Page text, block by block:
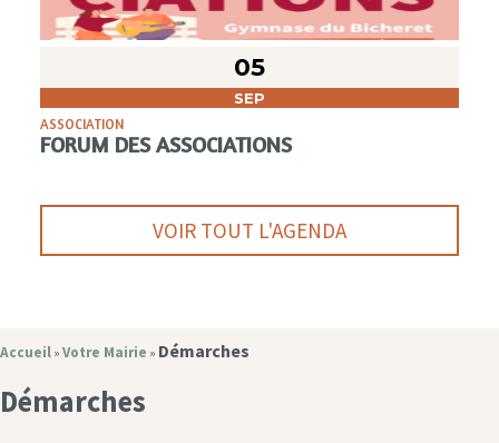
05
SEP
ASSOCIATION
FORUM DES ASSOCIATIONS
VOIR TOUT L'AGENDA
Accueil » Votre Mairie » Démarches
Démarches